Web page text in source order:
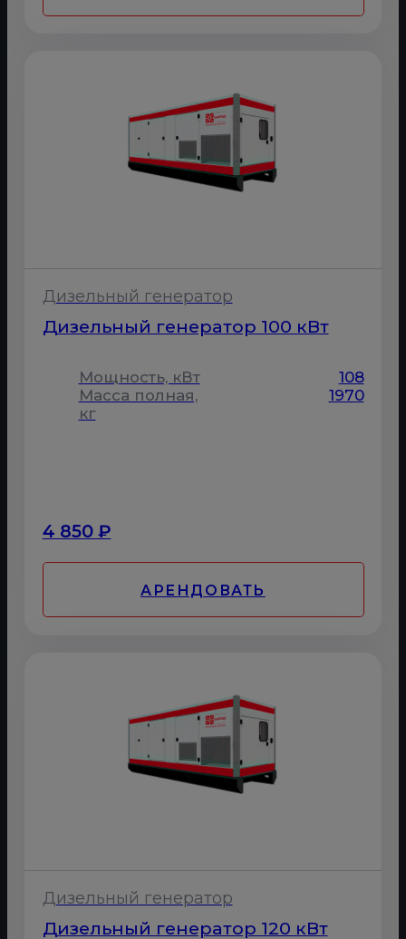
Дизельный генератор
Дизельный генератор 100 кВт
Мощность, кВт
108
Масса полная,
кг
1970
4 850 ₽
АРЕНДОВАТЬ
Дизельный генератор
Дизельный генератор 120 кВт